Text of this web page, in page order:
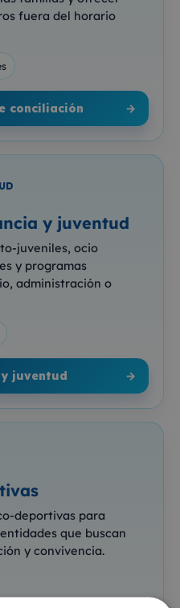
fuera del horario
conciliación →
y juventud
juveniles, ocio
y programas
administración o
juventud →
deportivas para
que buscan
y convivencia.